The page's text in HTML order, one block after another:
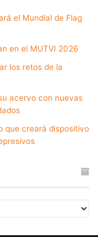
el Mundial de Flag
en el MUTVI 2026
los retos de la
acervo con nuevas
que creará dispositivo